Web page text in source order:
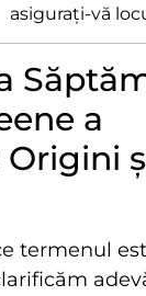
asigurați-vă
a
termenul